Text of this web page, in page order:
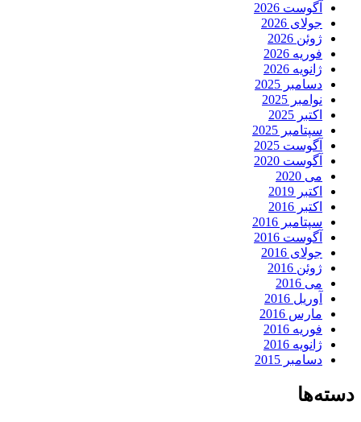
آگوست 2026
جولای 2026
ژوئن 2026
فوریه 2026
ژانویه 2026
دسامبر 2025
نوامبر 2025
اکتبر 2025
سپتامبر 2025
آگوست 2025
آگوست 2020
می 2020
اکتبر 2019
اکتبر 2016
سپتامبر 2016
آگوست 2016
جولای 2016
ژوئن 2016
می 2016
آوریل 2016
مارس 2016
فوریه 2016
ژانویه 2016
دسامبر 2015
دسته‌ها